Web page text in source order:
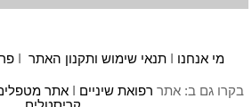
מי אנחנו תנאי שימוש ותקנון האתר
בקרו גם ב: אתר רפואת שיניים אתר